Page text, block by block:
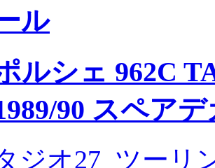
ル
ルシェ 962C
90 スペア
ジオ27 ツーリ